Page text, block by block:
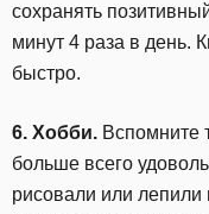
сохранять
минут 4 раза в день.
быстро.
6. Хобби. Вспомните
больше всего
рисовали или